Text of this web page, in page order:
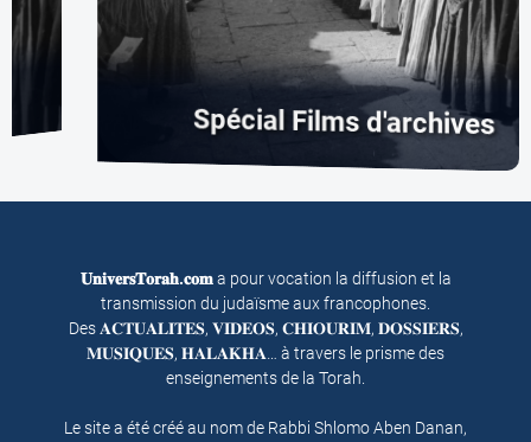
Spécial Films d'archives
𝐔𝐧𝐢𝐯𝐞𝐫𝐬𝐓𝐨𝐫𝐚𝐡.𝐜𝐨𝐦a pour vocation la diffusion et la
transmission du judaïsme aux francophones.
Des 𝐀𝐂𝐓𝐔𝐀𝐋𝐈𝐓𝐄𝐒, 𝐕𝐈𝐃𝐄𝐎𝐒, 𝐂𝐇𝐈𝐎𝐔𝐑𝐈𝐌, 𝐃𝐎𝐒𝐒𝐈𝐄𝐑𝐒,
𝐌𝐔𝐒𝐈𝐐𝐔𝐄𝐒, 𝐇𝐀𝐋𝐀𝐊𝐇𝐀… à travers le prisme des
enseignements de la Torah.
Le site a été créé au nom de Rabbi Shlomo Aben Danan,